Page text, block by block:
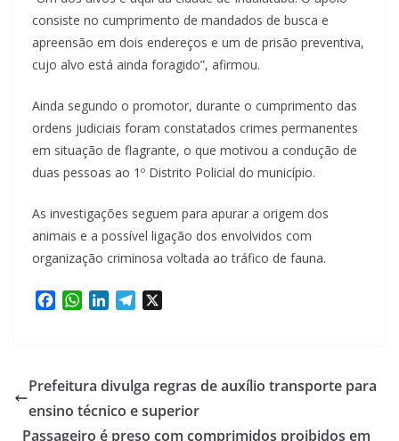
consiste no cumprimento de mandados de busca e
apreensão em dois endereços e um de prisão preventiva,
cujo alvo está ainda foragido”, afirmou.
Ainda segundo o promotor, durante o cumprimento das
ordens judiciais foram constatados crimes permanentes
em situação de flagrante, o que motivou a condução de
duas pessoas ao 1º Distrito Policial do município.
As investigações seguem para apurar a origem dos
animais e a possível ligação dos envolvidos com
organização criminosa voltada ao tráfico de fauna.
b
o
o
k
W
s
A
p
p
e
d
I
n
g
r
a
m
Prefeitura divulga regras de auxílio transporte para
ensino técnico e superior
Passageiro é preso com comprimidos proibidos em